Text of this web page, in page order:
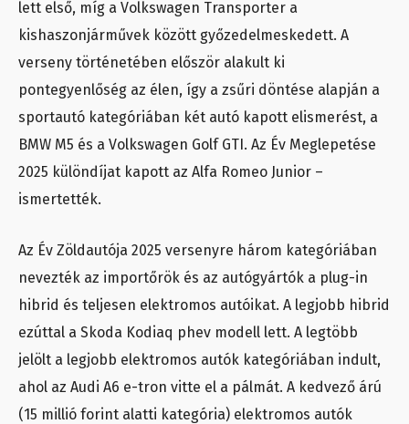
lett első, míg a Volkswagen Transporter a
kishaszonjárművek között győzedelmeskedett. A
verseny történetében először alakult ki
pontegyenlőség az élen, így a zsűri döntése alapján a
sportautó kategóriában két autó kapott elismerést, a
BMW M5 és a Volkswagen Golf GTI. Az Év Meglepetése
2025 különdíjat kapott az Alfa Romeo Junior –
ismertették.
Az Év Zöldautója 2025 versenyre három kategóriában
nevezték az importőrök és az autógyártók a plug-in
hibrid és teljesen elektromos autóikat. A legjobb hibrid
ezúttal a Skoda Kodiaq phev modell lett. A legtöbb
jelölt a legjobb elektromos autók kategóriában indult,
ahol az Audi A6 e-tron vitte el a pálmát. A kedvező árú
(15 millió forint alatti kategória) elektromos autók